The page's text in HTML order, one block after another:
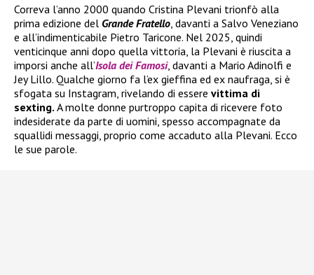
Correva l’anno 2000 quando Cristina Plevani trionfò alla
prima edizione del Grande Fratello , davanti a Salvo Veneziano
e all’indimenticabile Pietro Taricone. Nel 2025, quindi
venticinque anni dopo quella vittoria, la Plevani è riuscita a
imporsi anche all’Isola dei Famosi, davanti a Mario Adinolfi e
Jey Lillo. Qualche giorno fa l’ex gieffina ed ex naufraga, si è
sfogata su Instagram, rivelando di essere vittima di
sexting. A molte donne purtroppo capita di ricevere foto
indesiderate da parte di uomini, spesso accompagnate da
squallidi messaggi, proprio come accaduto alla Plevani. Ecco
le sue parole.